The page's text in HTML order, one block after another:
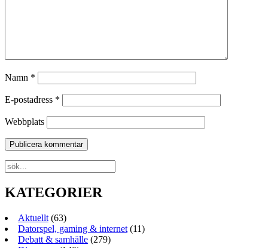
Namn *
E-postadress *
Webbplats
KATEGORIER
Aktuellt (63)
Datorspel, gaming & internet (11)
Debatt & samhälle (279)